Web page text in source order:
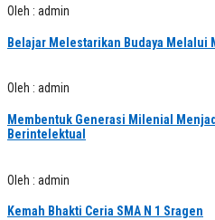
Oleh : admin
Belajar Melestarikan Budaya Melalui
Oleh : admin
Membentuk Generasi Milenial
Berintelektual
Oleh : admin
Kemah Bhakti Ceria SMA N 1 Sragen